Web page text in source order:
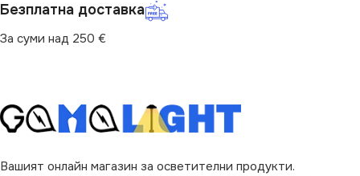
Безплатна доставка
За суми над 250 €
Вашият онлайн магазин за осветителни продукти.